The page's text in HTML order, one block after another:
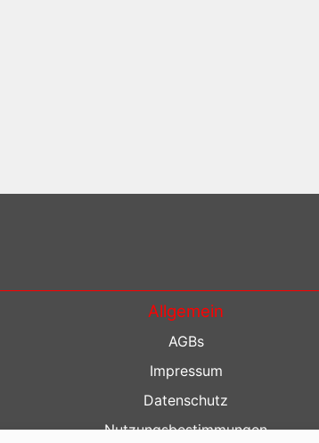
Allgemein
AGBs
Impressum
Datenschutz
Nutzungsbestimmungen